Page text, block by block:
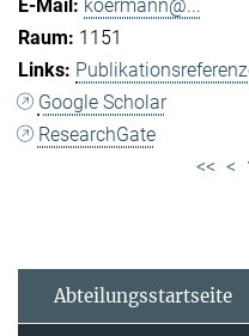
koermann@...
1151
Google Scholar
ResearchGate
<< <
Abteilungsstartseite